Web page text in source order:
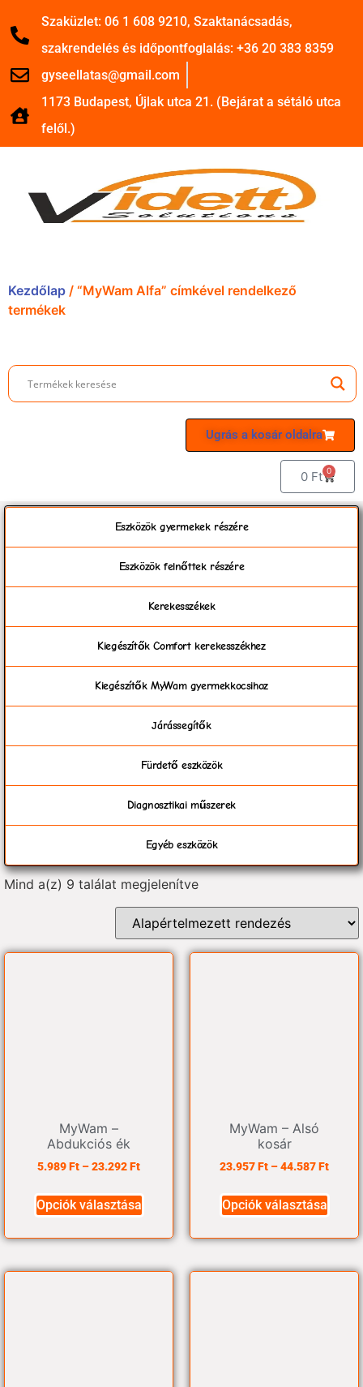
Szaküzlet: 06 1 608 9210, Szaktanácsadás,
szakrendelés és időpontfoglalás: +36 20 383 8359
gyseellatas@gmail.com
1173 Budapest, Újlak utca 21. (Bejárat a sétáló utca
felől.)
Kezdőlap / “MyWam Alfa” címkével rendelkező
termékek
Ugrás a kosár oldalra
0 Ft 0
Eszközök gyermekek részére
Eszközök felnőttek részére
Kerekesszékek
Kiegészítők Comfort kerekesszékhez
Kiegészítők MyWam gyermekkocsihoz
Járássegítők
Fürdető eszközök
Diagnosztikai műszerek
Egyéb eszközök
Mind a(z) 9 találat megjelenítve
MyWam –
Abdukciós ék
5.989Ft –23.292Ft
Opciók választása
MyWam – Alsó
kosár
23.957Ft –44.587Ft
Opciók választása